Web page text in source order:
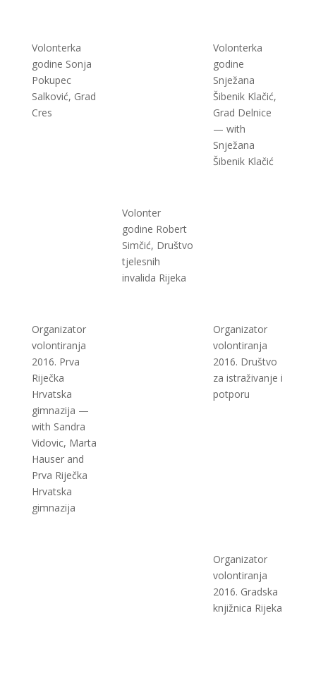
Volonterka
godine Sonja
Pokupec
Salković, Grad
Cres
Volonterka
godine
Snježana
Šibenik Klačić,
Grad Delnice
— with
Snježana
Šibenik Klačić
Volonter
godine Robert
Simčić, Društvo
tjelesnih
invalida Rijeka
Organizator
volontiranja
2016. Prva
Riječka
Hrvatska
gimnazija —
with Sandra
Vidovic, Marta
Hauser and
Prva Riječka
Hrvatska
gimnazija
Organizator
volontiranja
2016. Društvo
za istraživanje i
potporu
Organizator
volontiranja
2016. Gradska
knjižnica Rijeka